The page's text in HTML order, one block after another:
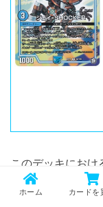
このデッキにお
す。
ホーム カードを